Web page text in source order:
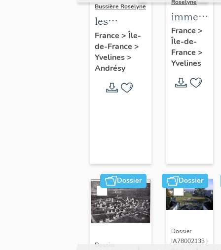
Bussière Roselyne
les
immeubles,
maisons et
fermes du
canton
d'Andrésy
France > Île-
de-France >
Yvelines>
Andrésy
Roselyne
maisons,
fermes
France >
Île-de-
France >
Yvelines
Dossier
Dossier
Dossier
Dossier
IA78002133 |